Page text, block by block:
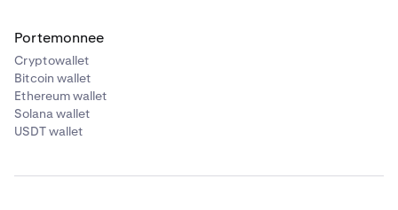
Portemonnee
Cryptowallet
Bitcoin wallet
Ethereum wallet
Solana wallet
USDT wallet